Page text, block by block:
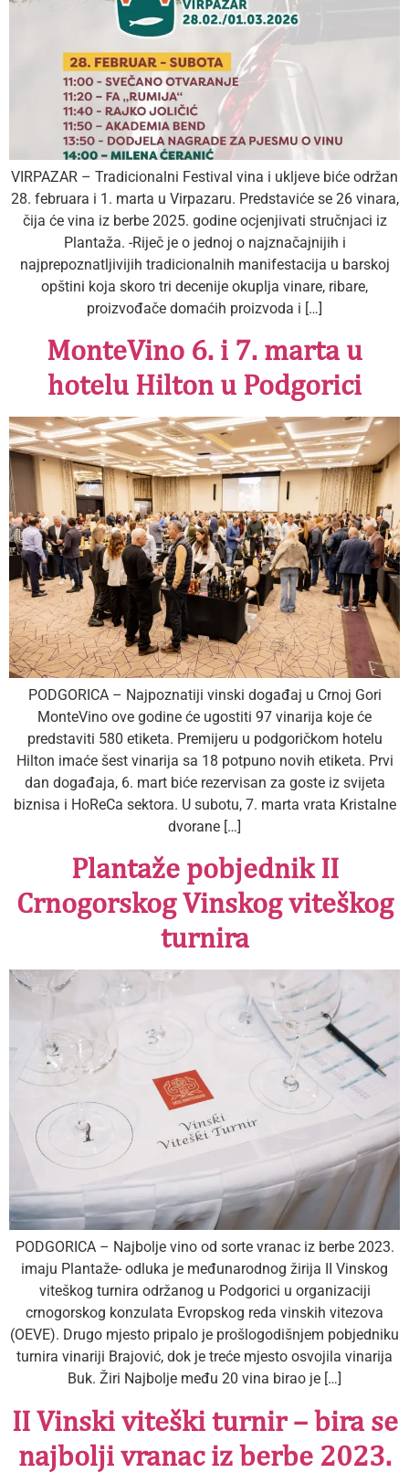
VIRPAZAR – Tradicionalni Festival vina i ukljeve biće održan
28. februara i 1. marta u Virpazaru. Predstaviće se 26 vinara,
čija će vina iz berbe 2025. godine ocjenjivati stručnjaci iz
Plantaža. -Riječ je o jednoj o najznačajnijih i
najprepoznatljivijih tradicionalnih manifestacija u barskoj
opštini koja skoro tri decenije okuplja vinare, ribare,
proizvođače domaćih proizvoda i […]
MonteVino 6. i 7. marta u
hotelu Hilton u Podgorici
PODGORICA – Najpoznatiji vinski događaj u Crnoj Gori
MonteVino ove godine će ugostiti 97 vinarija koje će
predstaviti 580 etiketa. Premijeru u podgoričkom hotelu
Hilton imaće šest vinarija sa 18 potpuno novih etiketa. Prvi
dan događaja, 6. mart biće rezervisan za goste iz svijeta
biznisa i HoReCa sektora. U subotu, 7. marta vrata Kristalne
dvorane […]
Plantaže pobjednik II
Crnogorskog Vinskog viteškog
turnira
PODGORICA – Najbolje vino od sorte vranac iz berbe 2023.
imaju Plantaže- odluka je međunarodnog žirija II Vinskog
viteškog turnira održanog u Podgorici u organizaciji
crnogorskog konzulata Evropskog reda vinskih vitezova
(OEVE). Drugo mjesto pripalo je prošlogodišnjem pobjedniku
turnira vinariji Brajović, dok je treće mjesto osvojila vinarija
Buk. Žiri Najbolje među 20 vina birao je […]
II Vinski viteški turnir – bira se
najbolji vranac iz berbe 2023.